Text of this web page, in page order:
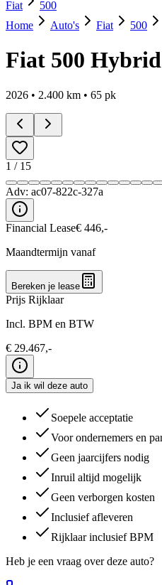
Fiat
500
Home
Auto's Fiat 500
Fiat 500 Hybrid
2026 • 2.400 km • 65 pk
1 / 15
Adv: ac07-822c-327a
Financial Lease€ 446,-
Maandtermijn vanaf
Bereken je lease
Prijs Rijklaar
Incl. BPM en BTW
€ 29.467,-
Ja ik wil deze auto
Soepele acceptatie
Voor ondernemers en
Geen jaarcijfers nodig
Inruil altijd mogelijk
Geen verborgen kosten
Inclusief afleveren
Rijklaar inclusief BPM
Heb je een vraag over deze auto?